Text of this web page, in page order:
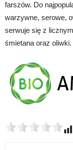
farszów. Do
warzywne, serowe,
serwuje się z
śmietana oraz oliwki.